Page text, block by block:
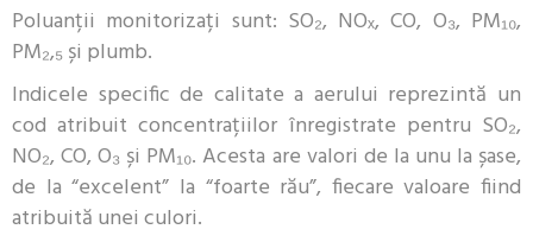
Poluanții monitorizați sunt: SO₂, NOₓ, CO, O₃, PM₁₀,
PM₂,₅ și plumb.
Indicele specific de calitate a aerului reprezintă un
cod atribuit concentrațiilor înregistrate pentru SO₂,
NO₂, CO, O₃ și PM₁₀. Acesta are valori de la unu la șase,
de la “excelent” la “foarte rău”, fiecare valoare fiind
atribuită unei culori.